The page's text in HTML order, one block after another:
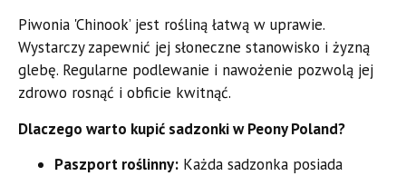
Piwonia 'Chinook’ jest rośliną łatwą w uprawie.
Wystarczy zapewnić jej słoneczne stanowisko i żyzną
glebę. Regularne podlewanie i nawożenie pozwolą jej
zdrowo rosnąć i obficie kwitnąć.
Dlaczego warto kupić sadzonki w Peony Poland?
Paszport roślinny: Każda sadzonka posiada